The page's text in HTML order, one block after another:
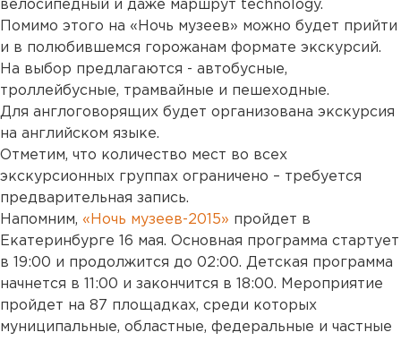
велосипедный и даже маршрут technology.
Помимо этого на «Ночь музеев» можно будет прийти
и в полюбившемся горожанам формате экскурсий.
На выбор предлагаются - автобусные,
троллейбусные, трамвайные и пешеходные.
Для англоговорящих будет организована экскурсия
на английском языке.
Отметим, что количество мест во всех
экскурсионных группах ограничено – требуется
предварительная запись.
Напомним, «Ночь музеев-2015» пройдет в
Екатеринбурге 16 мая. Основная программа стартует
в 19:00 и продолжится до 02:00. Детская программа
начнется в 11:00 и закончится в 18:00. Мероприятие
пройдет на 87 площадках, среди которых
муниципальные, областные, федеральные и частные